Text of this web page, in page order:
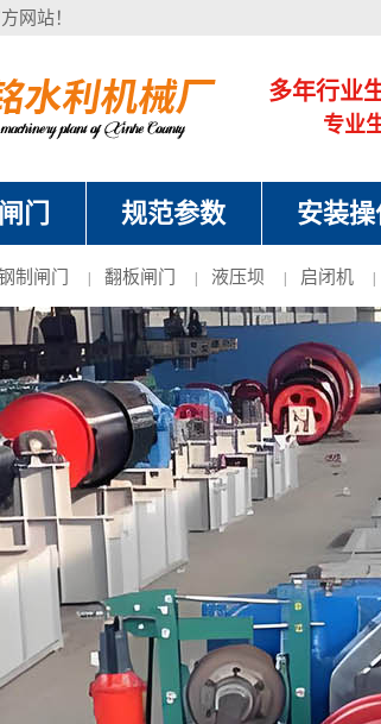
网站！
多年行业
专业
门 规范参数 安装操
制闸门 翻板闸门 液压坝 启闭机